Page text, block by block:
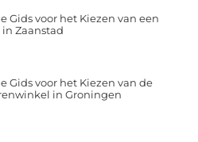
Gids voor het Kiezen van een
Zaanstad
Gids voor het Kiezen van de
in Groningen